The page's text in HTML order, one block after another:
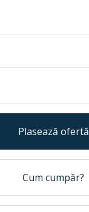
Plasează ofertă
Cum cumpăr?